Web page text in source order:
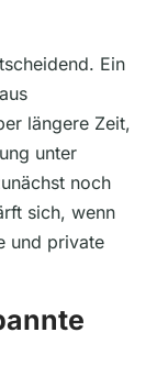
Ein
längere Zeit,
unter
noch
sich, wenn
und private